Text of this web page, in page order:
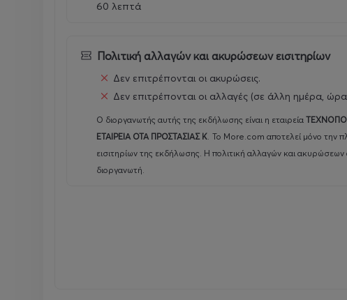
60 λεπτά
Πολιτική αλλαγών και ακυρώσεων εισιτηρίων
Δεν επιτρέπονται οι ακυρώσεις.
Δεν επιτρέπονται οι αλλαγές (σε άλλη ημέρα,
Ο διοργανωτής αυτής της εκδήλωσης είναι η εταιρεία
ΕΤΑΙΡΕΙΑ ΟΤΑ ΠΡΟΣΤΑΣΙΑΣ Κ. Το More.com αποτελεί μόνο την
εισιτηρίων της εκδήλωσης. Η πολιτική αλλαγών και ακυρώσεων
διοργανωτή.